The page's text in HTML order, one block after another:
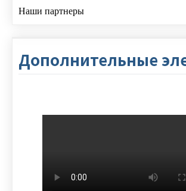
Наши партнеры
Дополнительные